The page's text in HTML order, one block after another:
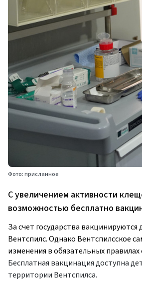
Фото: присланное
С увеличением активности
возможностью бесплатно
За счет государства
Вентспилс. Однако Вентспилсское
изменения в обязательных
Бесплатная вакцинация доступна
территории Вентспилса.